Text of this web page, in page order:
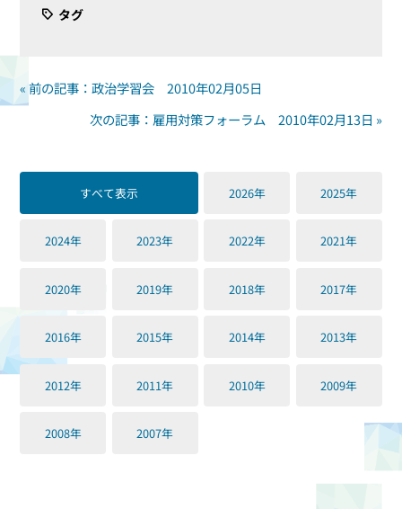
タグ
« 前の記事：政治学習会 2010年02月05日
次の記事：雇用対策フォーラム 2010年02月13日 »
すべて表示 2026年 2025年
2024年 2023年 2022年 2021年
2020年 2019年 2018年 2017年
2016年 2015年 2014年 2013年
2012年 2011年 2010年 2009年
2008年 2007年